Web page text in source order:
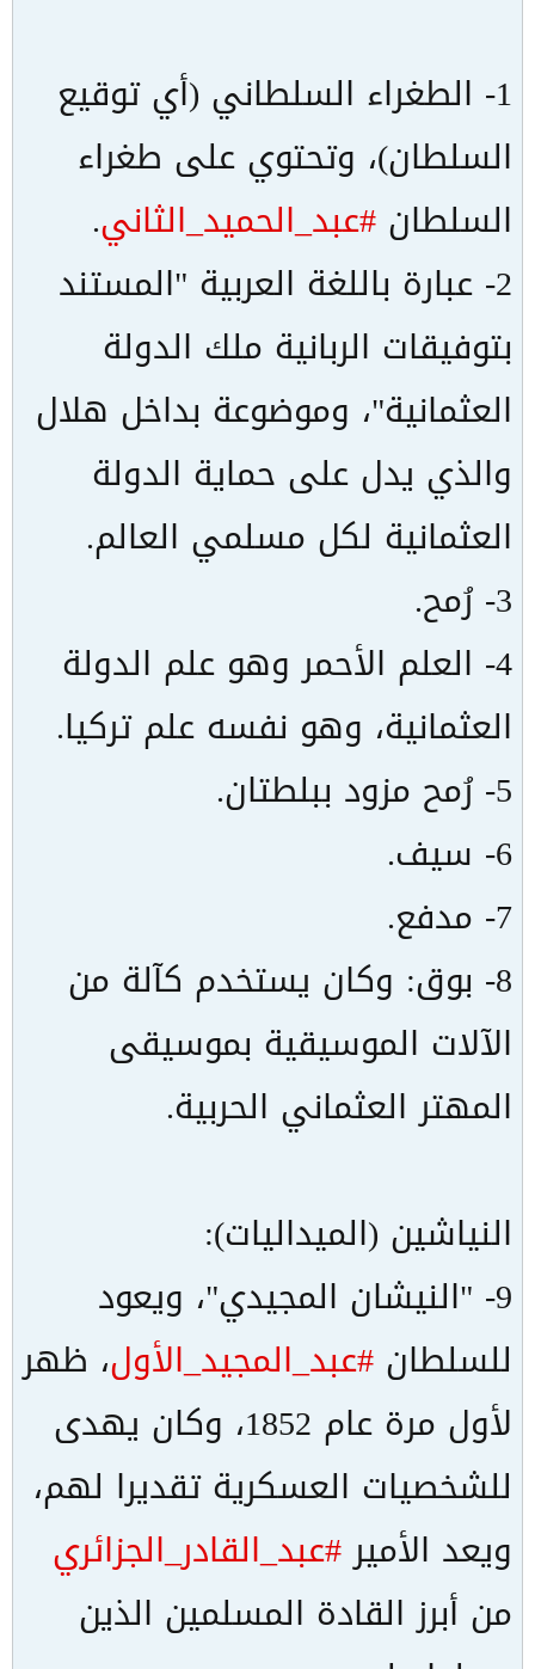
1- الطغراء السلطاني (أي توقيع
السلطان)، وتحتوي على طغراء
السلطان #عبد_الحميد_الثاني.
2- عبارة باللغة العربية "المستند
بتوفيقات الربانية ملك الدولة
العثمانية"، وموضوعة بداخل هلال
والذي يدل على حماية الدولة
العثمانية لكل مسلمي العالم.
3- رُمح.
4- العلم الأحمر وهو علم الدولة
العثمانية، وهو نفسه علم تركيا.
5- رُمح مزود ببلطتان.
6- سيف.
7- مدفع.
8- بوق: وكان يستخدم كآلة من
الآلات الموسيقية بموسيقى
المهتر العثماني الحربية.
النياشين (الميداليات):
9- "النيشان المجيدي"، ويعود
للسلطان #عبد_المجيد_الأول، ظهر
لأول مرة عام 1852، وكان يهدى
للشخصيات العسكرية تقديرا لهم،
ويعد الأمير#عبد_القادر_الجزائري
من أبرز القادة المسلمين الذين